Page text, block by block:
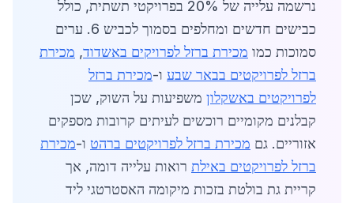
נרשמה עלייה של 20% בפרויקטי תשתית, כולל
כבישים חדשים ומחלפים בסמוך לכביש 6. ערים
סמוכות כמו מכירת ברזל לפרויקים באשדוד, מכירת
ברזל לפרויקטים בבאר שבע ו-מכירת ברזל
לפרויקטים באשקלון משפיעות על השוק, שכן
קבלנים מקומיים רוכשים לעיתים קרובות מספקים
אזוריים. גם מכירת ברזל לפרויקטים ברהט ו-מכירת
ברזל לפרויקטים באילת רואות עלייה דומה, אך
קריית גת בולטת בזכות מיקומה האסטרטגי ליד